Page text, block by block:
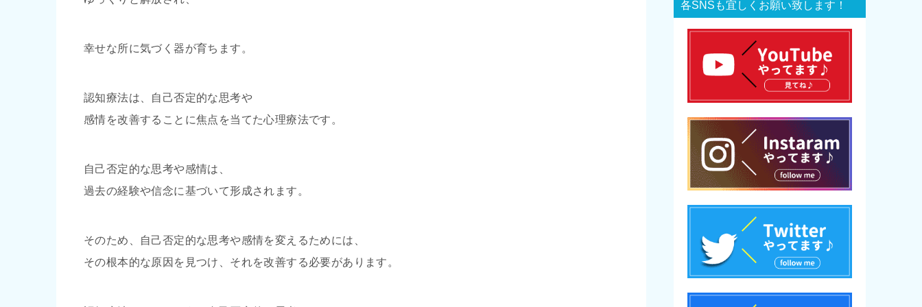
幸せな所に気づく器が育ちます。
認知療法は、自己否定的な思考や
感情を改善することに焦点を当てた心理療法です。
自己否定的な思考や感情は、
過去の経験や信念に基づいて形成されます。
そのため、自己否定的な思考や感情を変えるためには、
その根本的な原因を見つけ、それを改善する必要があります。
各SNSも宜しくお願い致します！